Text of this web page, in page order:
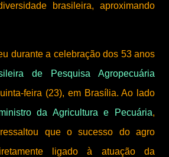
brasileira, aproximando
durante a celebração dos 53 anos
de Pesquisa Agropecuária
feira (23), em Brasília. Ao lado
da Agricultura e Pecuária,
que o sucesso do agro
ligado à atuação da